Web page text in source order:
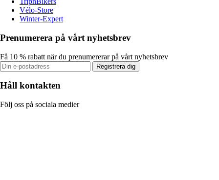
Vélo-Store
Winter-Expert
Prenumerera på vårt nyhetsbrev
Få 10 % rabatt när du prenumererar på vårt nyhetsbrev
Registrera dig
Håll kontakten
Följ oss på sociala medier